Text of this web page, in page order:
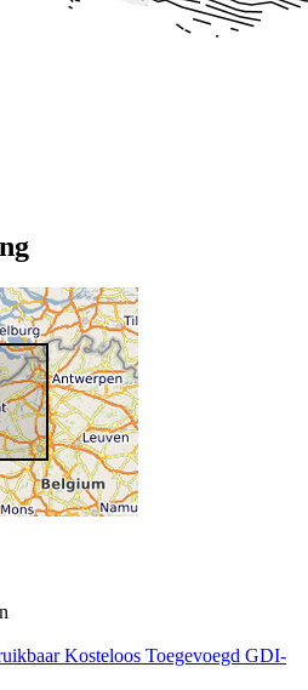
Kosteloos Toegevoegd GDI-